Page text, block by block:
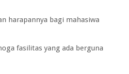
harapannya bagi mahasiwa
fasilitas yang ada berguna